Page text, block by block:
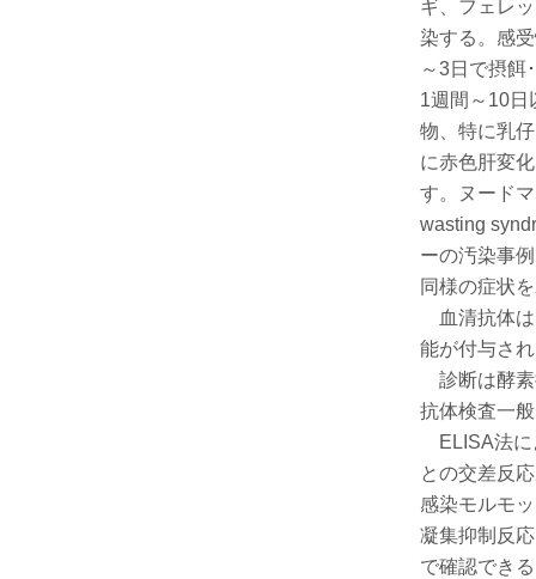
ギ、フェレ
染する。感
～3日で摂餌
1週間～10日
物、特に乳
に赤色肝変
す。ヌード
wasting
ーの汚染事
同様の症状
血清抗体は
能が付与さ
診断は酵素
抗体検査一
ELISA法に
との交差反
感染モルモ
凝集抑制反
で確認でき